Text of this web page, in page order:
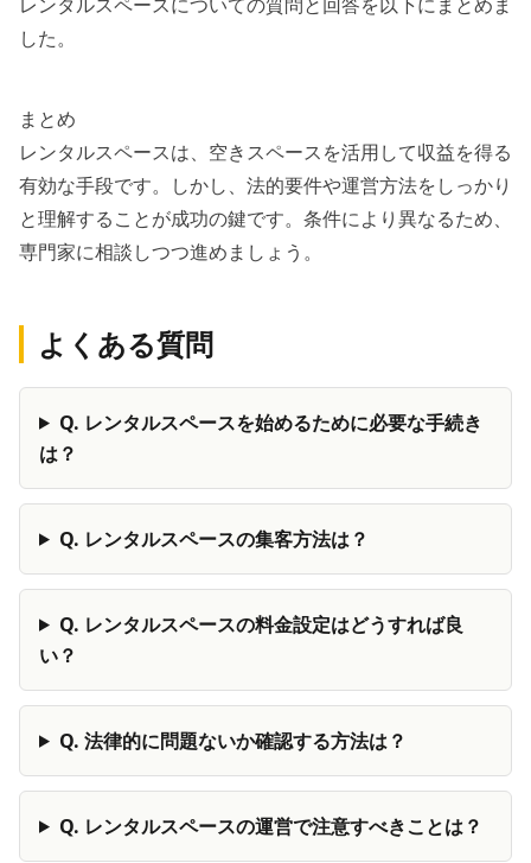
した。
まとめ
レンタルスペースは、空きスペースを活用して収益を得る
有効な手段です。しかし、法的要件や運営方法をしっかり
と理解することが成功の鍵です。条件により異なるため、
専門家に相談しつつ進めましょう。
よくある質問
Q. レンタルスペースを始めるために必要な手続き
は？
Q. レンタルスペースの集客方法は？
Q. レンタルスペースの料金設定はどうすれば良
い？
Q. 法律的に問題ないか確認する方法は？
Q. レンタルスペースの運営で注意すべきことは？